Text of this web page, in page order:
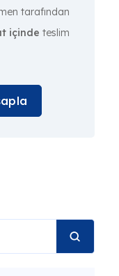
tarafından
içinde teslim